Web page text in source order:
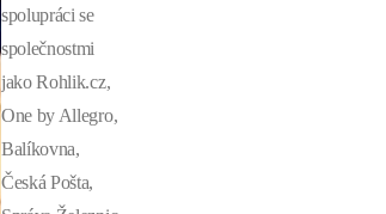
spolupráci se
společnostmi
jako Rohlik.cz,
One by Allegro,
Balíkovna,
Česká Pošta,